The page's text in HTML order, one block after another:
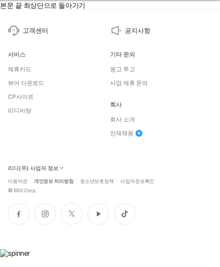
본문 끝 최상단으로 돌아가기
고객센터 공지사항
서비스
제휴카드
뷰어 다운로드
CP사이트
리디바탕
기타 문의
원고 투고
사업 제휴 문의
회사
회사 소개
인재채용
리디(주) 사업자 정보
이용약관 개인정보 처리방침 청소년보호정책 사업자정보확인
© RIDI Corp.
페
이
인
스
트
위
유
튜
틱
톡